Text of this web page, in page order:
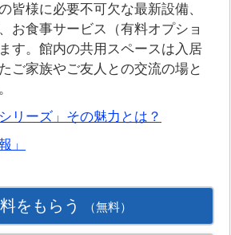
皆様に必要不可欠な最新設備、
お食事サービス（有料オプショ
す。館内の共用スペースは入居
ご家族やご友人との交流の場と
リーズ」その魅力とは？
」
をもらう （無料）